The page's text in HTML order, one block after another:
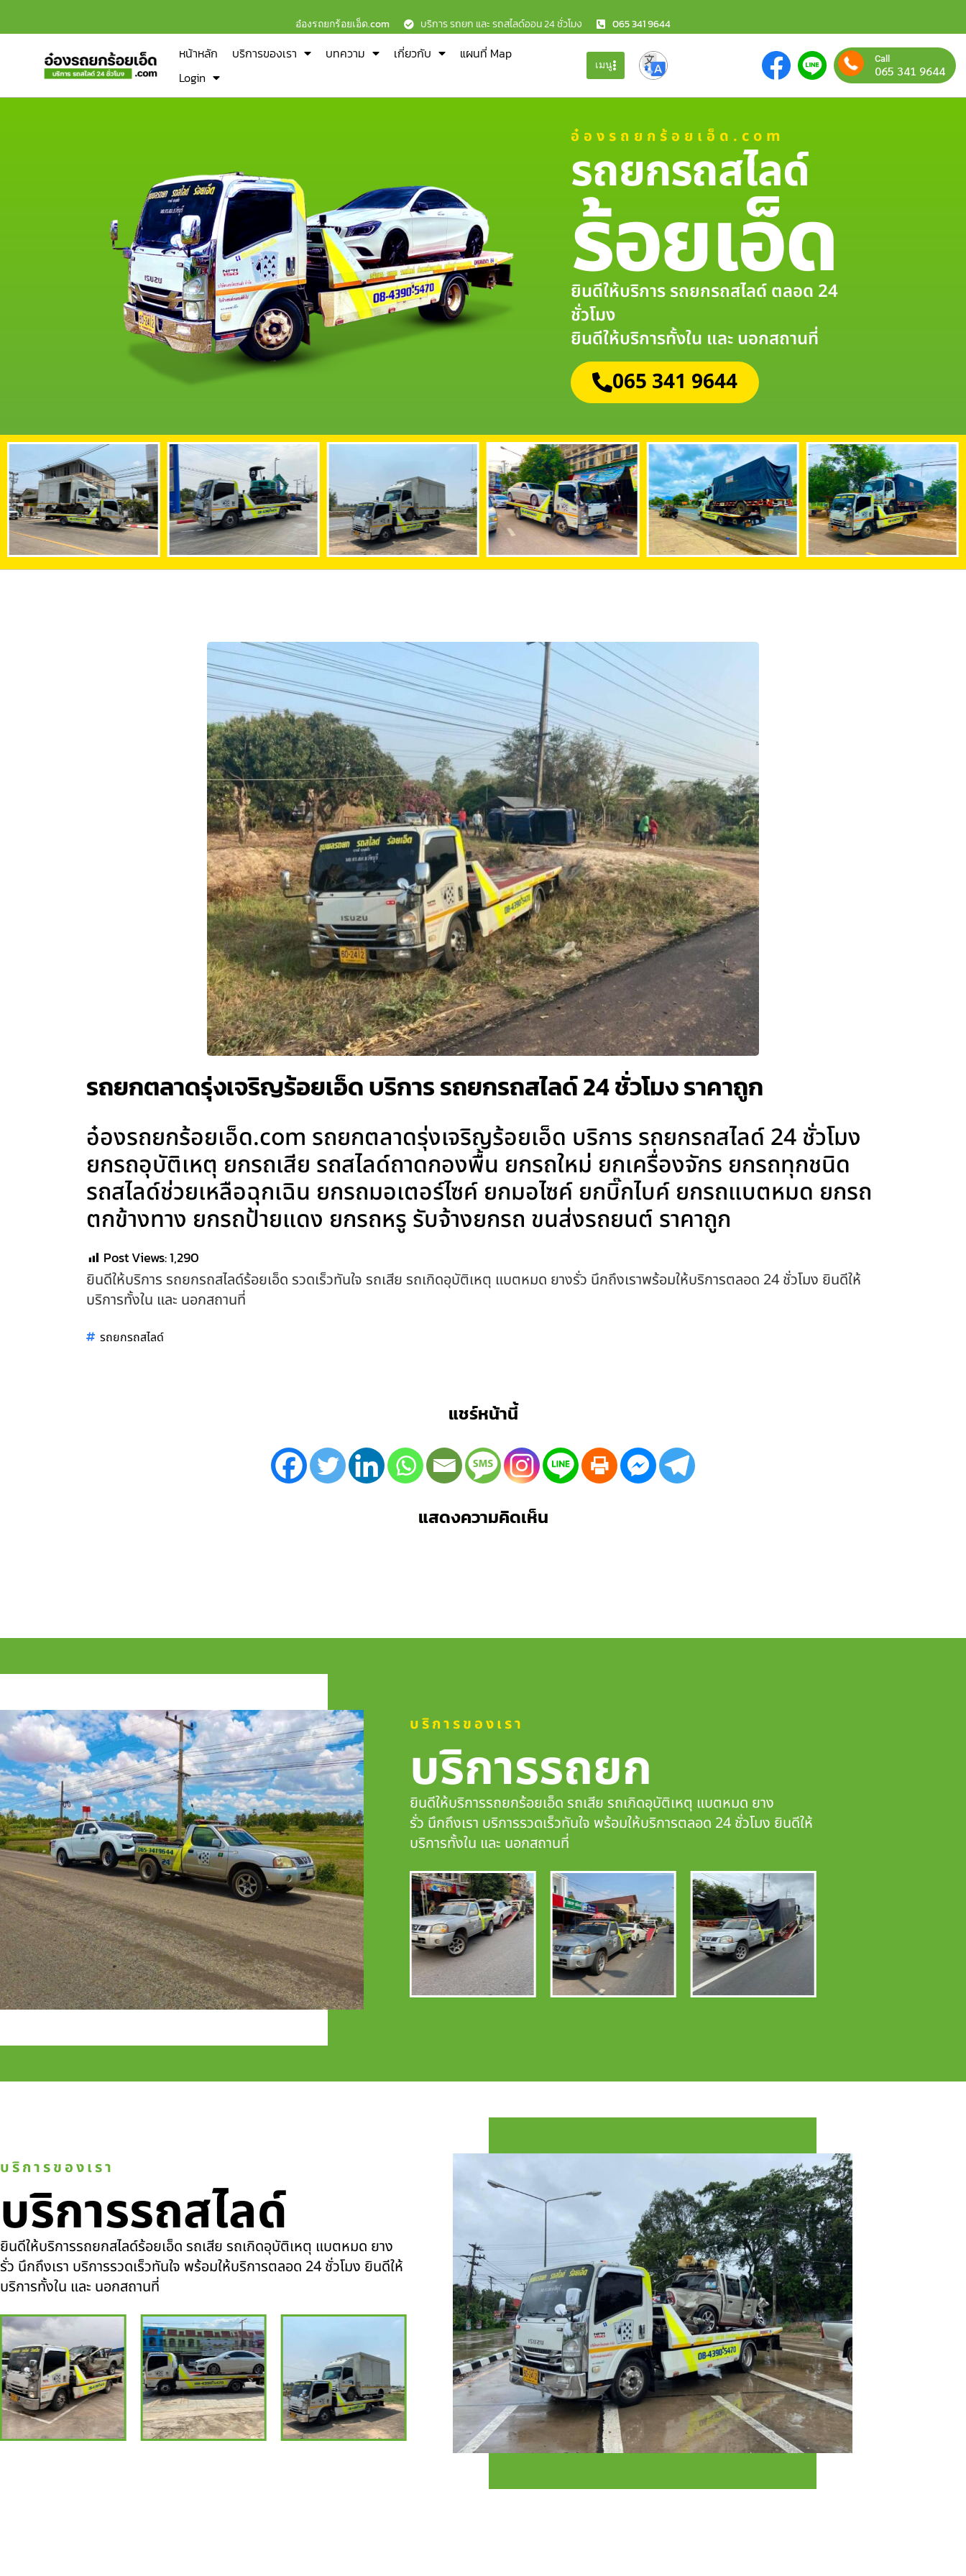
อ๋องรถยกร้อยเอ็ด.com บริการ รถยก และ รถสไลด์ออน 24 ชั่วโมง 065 341 9644
หน้าหลัก บริการของเรา บทความ เกี่ยวกับ
แผนที่ Map
Login
เมนู Call
065 341 9644
อ๋องรถยกร้อยเอ็ด.com
รถยกรถสไลด์
ร้อยเอ็ด
ยินดีให้บริการ รถยกรถสไลด์ ตลอด 24
ชั่วโมง
ยินดีให้บริการทั้งใน และ นอกสถานที่
065 341 9644
รถยกตลาดรุ่งเจริญร้อยเอ็ด บริการ รถยกรถสไลด์ 24 ชั่วโมง ราคาถูก
อ๋องรถยกร้อยเอ็ด.com รถยกตลาดรุ่งเจริญร้อยเอ็ด บริการ รถยกรถสไลด์ 24 ชั่วโมง
ยกรถอุบัติเหตุ ยกรถเสีย รถสไลด์ถาดกองพื้น ยกรถใหม่ ยกเครื่องจักร ยกรถทุกชนิด
รถสไลด์ช่วยเหลือฉุกเฉิน ยกรถมอเตอร์ไซค์ ยกมอไซค์ ยกบิ๊กไบค์ ยกรถแบตหมด ยกรถ
ตกข้างทาง ยกรถป้ายแดง ยกรถหรู รับจ้างยกรถ ขนส่งรถยนต์ ราคาถูก
Post Views:1,290
ยินดีให้บริการ รถยกรถสไลด์ร้อยเอ็ด รวดเร็วทันใจ รถเสีย รถเกิดอุบัติเหตุ แบตหมด ยางรั่ว นึกถึงเราพร้อมให้บริการตลอด 24 ชั่วโมง ยินดีให้
บริการทั้งใน และ นอกสถานที่
รถยกรถสไลด์
แชร์หน้านี้
แสดงความคิดเห็น
บริการของเรา
บริการรถยก
ยินดีให้บริการรถยกร้อยเอ็ด รถเสีย รถเกิดอุบัติเหตุ แบตหมด ยาง
รั่ว นึกถึงเรา บริการรวดเร็วทันใจ พร้อมให้บริการตลอด 24 ชั่วโมง ยินดีให้
บริการทั้งใน และ นอกสถานที่
บริการของเรา
บริการรถสไลด์
ยินดีให้บริการรถยกสไลด์ร้อยเอ็ด รถเสีย รถเกิดอุบัติเหตุ แบตหมด ยาง
รั่ว นึกถึงเรา บริการรวดเร็วทันใจ พร้อมให้บริการตลอด 24 ชั่วโมง ยินดีให้
บริการทั้งใน และ นอกสถานที่